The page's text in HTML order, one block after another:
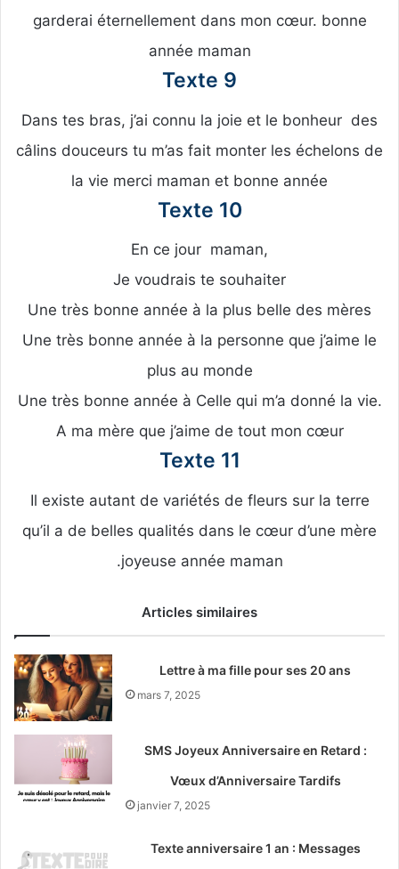
garderai éternellement dans mon cœur. bonne
année maman
Texte 9
Dans tes bras, j’ai connu la joie et le bonheur des
câlins douceurs tu m’as fait monter les échelons de
la vie merci maman et bonne année
Texte 10
En ce jour maman,
Je voudrais te souhaiter
Une très bonne année à la plus belle des mères
Une très bonne année à la personne que j’aime le
plus au monde
Une très bonne année à Celle qui m’a donné la vie.
A ma mère que j’aime de tout mon cœur
Texte 11
Il existe autant de variétés de fleurs sur la terre
qu’il a de belles qualités dans le cœur d’une mère
.joyeuse année maman
Articles similaires
Lettre à ma fille pour ses 20 ans
mars 7, 2025
SMS Joyeux Anniversaire en Retard :
Vœux d’Anniversaire Tardifs
janvier 7, 2025
Texte anniversaire 1 an : Messages